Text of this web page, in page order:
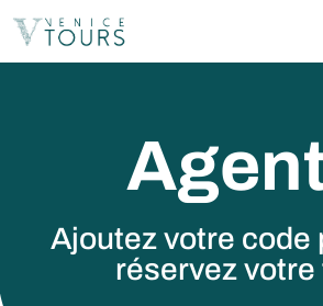
Ajoutez votre code
réservez votre